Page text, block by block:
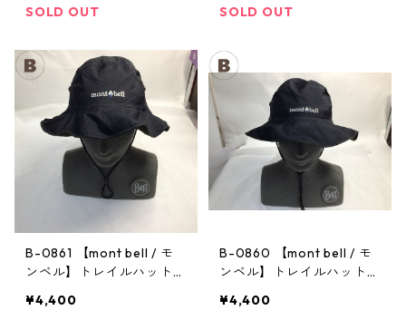
SOLD OUT
イズ
SOLD OUT
B-0861 【mont bell / モ
ンベル】トレイルハット：
ハット Men's ブラック Lサ
¥4,400
B-0860 【mont bell / モ
ンベル】トレイルハット：
ハット Men's ブラック Lサ
¥4,400